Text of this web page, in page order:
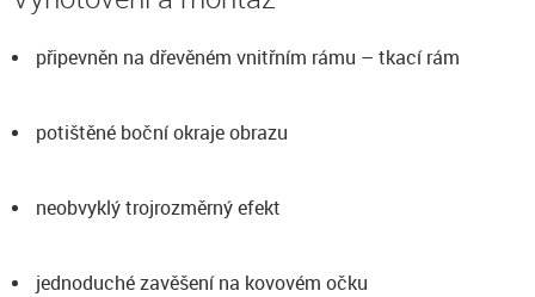
připevněn na dřevěném vnitřním rámu – tkací rám
potištěné boční okraje obrazu
neobvyklý trojrozměrný efekt
jednoduché zavěšení na kovovém očku